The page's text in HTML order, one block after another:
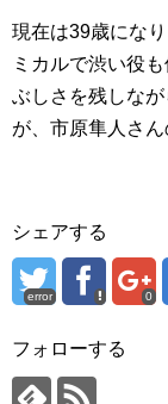
現在は39歳にな
ミカルで渋い役
ぶしさを残しな
が、市原隼人さん
シェアする
error 0
フォローする